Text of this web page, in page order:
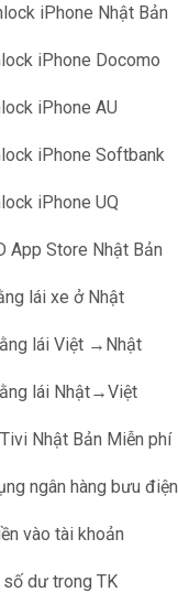
iPhone Nhật Bản
iPhone Docomo
iPhone AU
iPhone Softbank
iPhone UQ
App Store Nhật Bản
lái xe ở Nhật
lái Việt →Nhật
lái Nhật→Việt
Nhật Bản Miễn phí
ngân hàng bưu điện
vào tài khoản
dư trong TK